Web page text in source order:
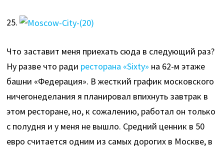
25.
Что заставит меня приехать сюда в следующий раз?
Ну разве что ради ресторана «Sixty» на 62-м этаже
башни «Федерация». В жесткий график московского
ничегонеделания я планировал впихнуть завтрак в
этом ресторане, но, к сожалению, работал он только
с полудня и у меня не вышло. Средний ценник в 50
евро считается одним из самых дорогих в Москве, в